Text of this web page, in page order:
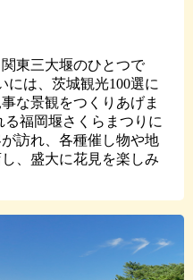
東三大堰のひとつで
には、茨城観光100選に
な景観をつくりあげま
福岡堰さくらまつりに
訪れ、各種催し物や地
、盛大に花見を楽しみ